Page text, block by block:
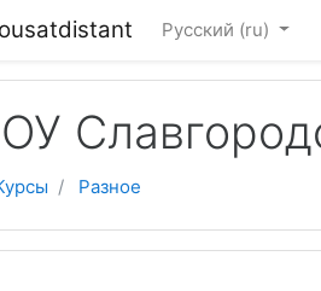
Русский ‎(ru)‎
Разное